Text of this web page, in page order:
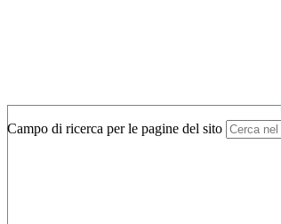
Campo di ricerca per le pagine del sito